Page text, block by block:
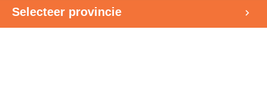
Selecteer provincie